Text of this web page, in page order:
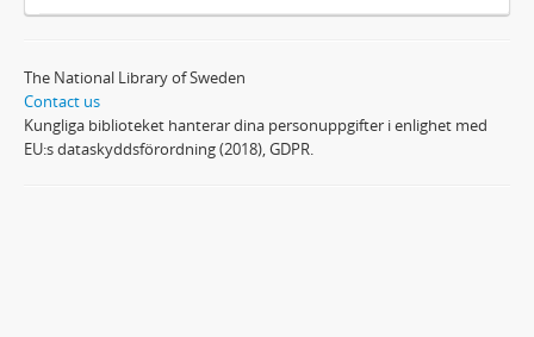
The National Library of Sweden
Contact us
Kungliga biblioteket hanterar dina personuppgifter i enlighet med
EU:s dataskyddsförordning (2018), GDPR.